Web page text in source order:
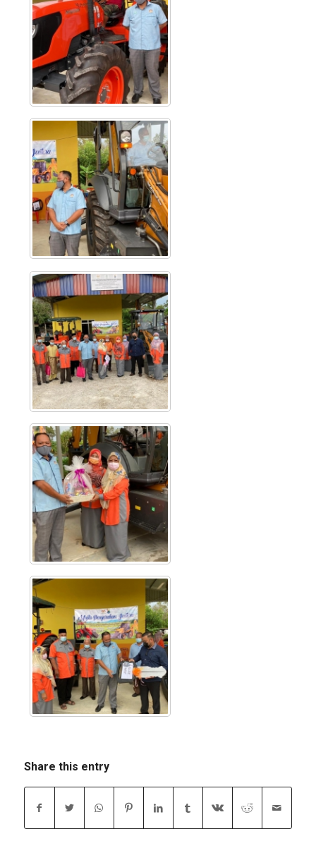
Share this entry